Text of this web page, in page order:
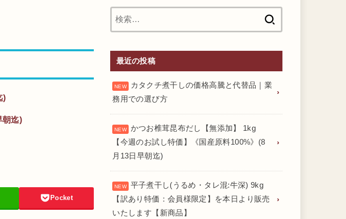
)
朝迄)
Pocket
最近の投稿
カタクチ煮干しの価格高騰と代替品｜業
務用での選び方
かつお椎茸昆布だし【無添加】 1kg
【今週のお試し特価】《国産原料100%》(8
月13日早朝迄)
平子煮干し(うるめ・タレ混:牛深) 9kg
【訳あり特価：会員様限定】を本日より販売
いたします【新商品】